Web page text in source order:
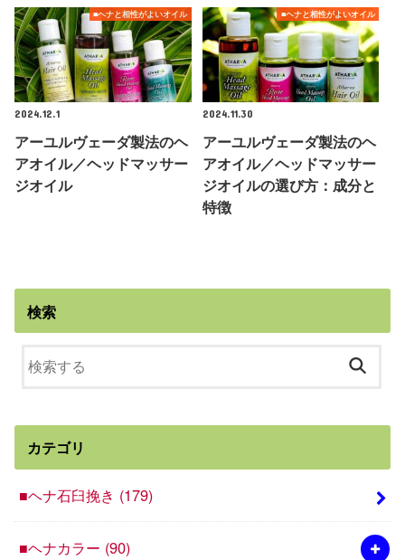
■ヘナと相性がよいオイル
2024.12.1
アーユルヴェーダ製法のヘ
アオイル／ヘッドマッサー
ジオイル
■ヘナと相性がよいオイル
2024.11.30
アーユルヴェーダ製法のヘ
アオイル／ヘッドマッサー
ジオイルの選び方：成分と
特徴
検索
カテゴリ
■ヘナ石臼挽き (179)
■ヘナカラー (90)